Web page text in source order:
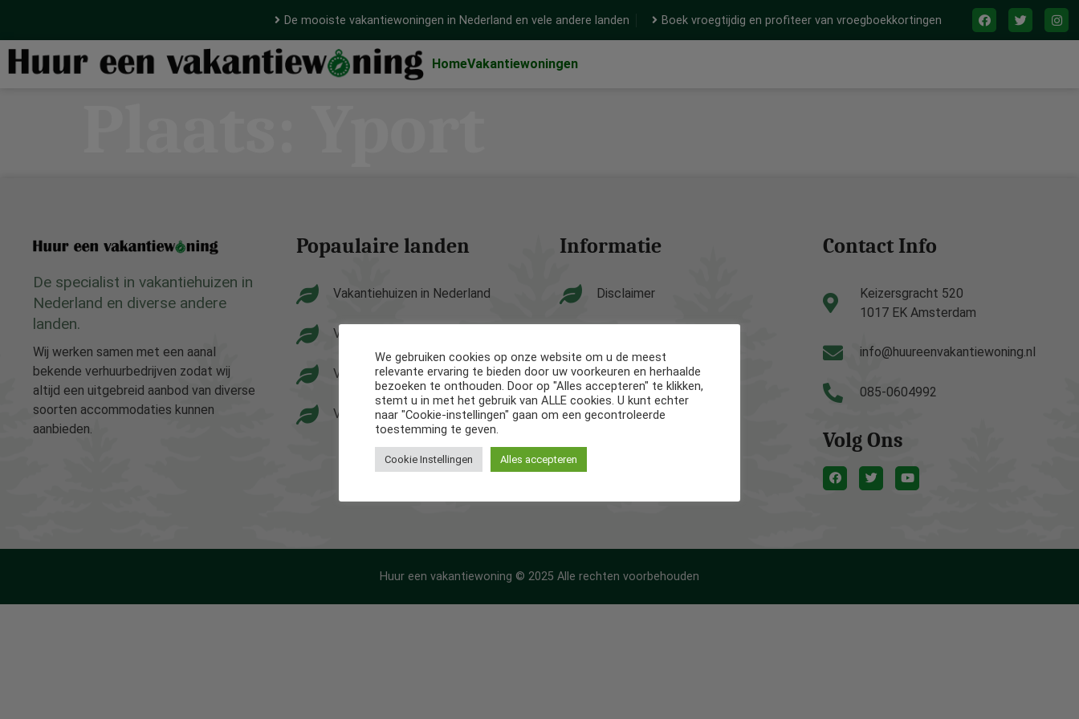
De mooiste vakantiewoningen in Nederland en vele andere landen Boek vroegtijdig en profiteer van vroegboekkortingen
HomeVakantiewoningen
De specialist in vakantiehuizen in
Nederland en diverse andere
landen.
Wij werken samen met een aanal
bekende verhuurbedrijven zodat wij
altijd een uitgebreid aanbod van diverse
soorten accommodaties kunnen
aanbieden.
Popaulaire landen
Vakantiehuizen in Nederland
Vakantiehuizen in België
Vakantiehuizen in Frankrijk
Vakantiehuizen in Spanje
Informatie
Disclaimer
Contact Info
Keizersgracht 520
1017 EK Amsterdam
info@huureenvakantiewoning.nl
085-0604992
Volg Ons
Huur een vakantiewoning © 2025 Alle rechten voorbehouden
We gebruiken cookies op onze website om u de meest
relevante ervaring te bieden door uw voorkeuren en herhaalde
bezoeken te onthouden. Door op "Alles accepteren" te klikken,
stemt u in met het gebruik van ALLE cookies. U kunt echter
naar "Cookie-instellingen" gaan om een gecontroleerde
toestemming te geven.
Cookie Instellingen Alles accepteren